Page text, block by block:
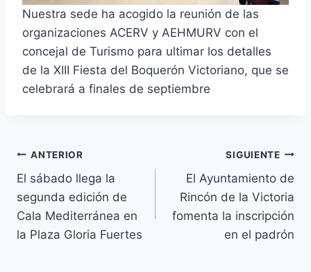
Nuestra sede ha acogido la reunión de las
organizaciones ACERV y AEHMURV con el
concejal de Turismo para ultimar los detalles
de la XIII Fiesta del Boquerón Victoriano, que se
celebrará a finales de septiembre
Navegación
de
entradas
ANTERIOR
El sábado llega la
segunda edición de
Cala Mediterránea en
la Plaza Gloria Fuertes
SIGUIENTE
El Ayuntamiento de
Rincón de la Victoria
fomenta la inscripción
en el padrón